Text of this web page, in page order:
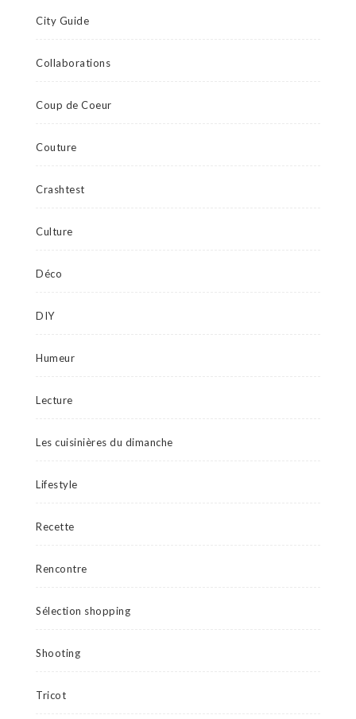
City Guide
Collaborations
Coup de Coeur
Couture
Crashtest
Culture
Déco
DIY
Humeur
Lecture
Les cuisinières du dimanche
Lifestyle
Recette
Rencontre
Sélection shopping
Shooting
Tricot